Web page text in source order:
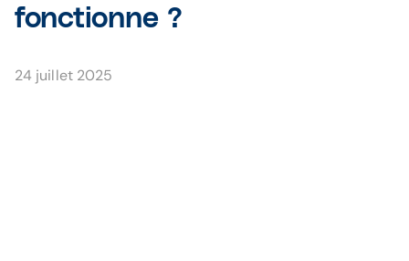
fonctionne ?
24 juillet 2025